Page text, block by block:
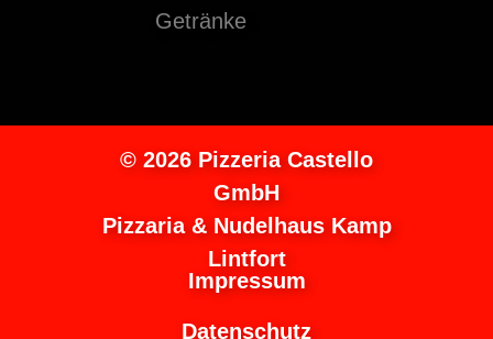
Getränke
© 2026 Pizzeria Castello
GmbH
Pizzaria & Nudelhaus Kamp
Lintfort
Impressum
Datenschutz